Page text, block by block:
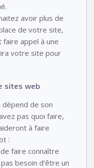
avoir plus de
de votre site,
appel à une
votre site pour
sites web
dépend de son
pas quoi faire,
à faire
:
faire connaître
besoin d’être un